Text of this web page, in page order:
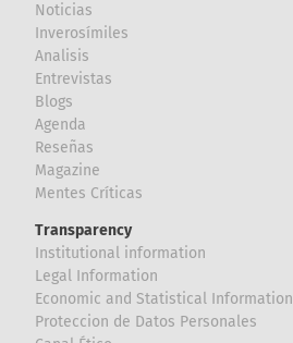
Noticias
Inverosímiles
Analisis
Entrevistas
Blogs
Agenda
Reseñas
Magazine
Mentes Críticas
Transparency
Institutional information
Legal Information
Economic and Statistical Information
Proteccion de Datos Personales